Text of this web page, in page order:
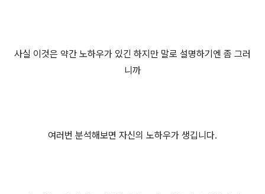
사실 이것은 약간 노하우가 있긴 하지만 말로 설명하기엔 좀 그러
니까
여러번 분석해보면 자신의 노하우가 생깁니다.